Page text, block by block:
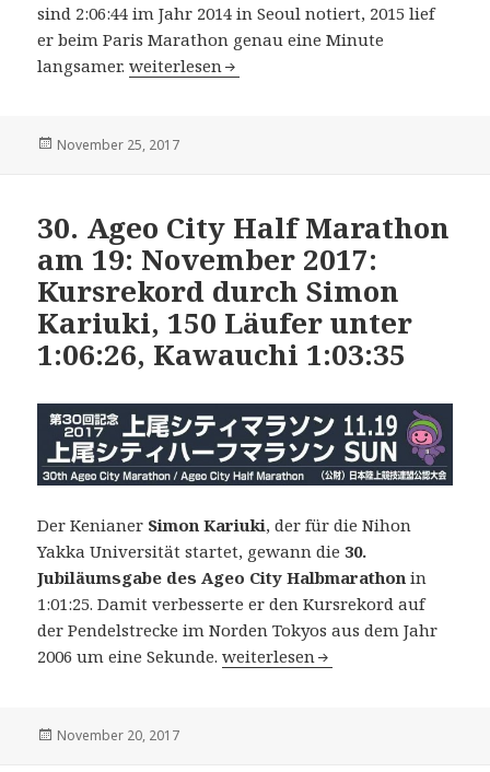
sind 2:06:44 im Jahr 2014 in Seoul notiert, 2015 lief
er beim Paris Marathon genau eine Minute
langsamer.34. ASICS Florenz Marathon am 26.
weiterlesen
Veröffentlicht
November 25, 2017
30. Ageo City Half Marathon
am 19: November 2017:
Kursrekord durch Simon
Kariuki, 150 Läufer unter
1:06:26, Kawauchi 1:03:35
Der Kenianer Simon Kariuki, der für die Nihon
Yakka Universität startet, gewann die 30.
Jubiläumsgabe des Ageo City Halbmarathon in
1:01:25. Damit verbesserte er den Kursrekord auf
der Pendelstrecke im Norden Tokyos aus dem Jahr
2006 um eine Sekunde.30. Ageo City Half Marathon am
weiterlesen
Veröffentlicht
November 20, 2017